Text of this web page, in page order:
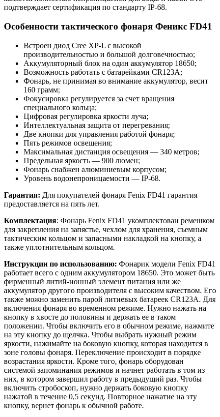
подтверждает сертификация по стандарту IP-68.
Особенности тактического фонаря Феникс FD41
Встроен диод Cree XP-L с высокой
производительностью и большой долговечностью;
Аккумуляторный блок на один аккумулятор 18650;
Возможность работать с батарейками CR123А;
Фонарь, не принимая во внимание аккумулятор, весит
160 грамм;
Фокусировка регулируется за счет вращения
специального кольца;
Цифровая регулировка яркости луча;
Интеллектуальная защита от перегревания;
Две кнопки для управления работой фонаря;
Пять режимов освещения;
Максимальная дистанция освещения — 340 метров;
Предельная яркость — 900 люмен;
Фонарь снабжен алюминиевым корпусом;
Уровень водонепроницаемости — IP-68.
Гарантия: Для покупателей фонаря Fenix FD41 гарантия
предоставляется на пять лет.
Комплектация: Фонарь Fenix FD41 укомплектован ремешком
для закрепления на запястье, чехлом для хранения, съемным
тактическим кольцом и запасными накладкой на кнопку, а
также уплотнительным кольцом.
Инструкции по использованию: Фонарик модели Fenix FD41
работает всего с одним аккумулятором 18650. Это может быть
фирменный литий-ионный элемент питания или же
аккумулятор другого производителя с высоким качеством. Его
также можно заменить парой литиевых батареек CR123А. Для
включения фонаря во временном режиме. Нужно нажать на
кнопку в хвосте до половины и держать ее в таком
положении. Чтобы включить его в обычном режиме, нажмите
на эту кнопку до щелчка. Чтобы выбрать нужный режим
яркости, нажимайте на боковую кнопку, которая находится в
зоне головы фонаря. Переключение происходит в порядке
возрастания яркости. Кроме того, фонарь оборудован
системой запоминания режимов и начнет работать в том из
них, в котором завершил работу в предыдущий раз. Чтобы
включить стробоскоп, нужно держать боковую кнопку
нажатой в течение 0,5 секунд. Повторное нажатие на эту
кнопку, вернет фонарь к обычной работе.